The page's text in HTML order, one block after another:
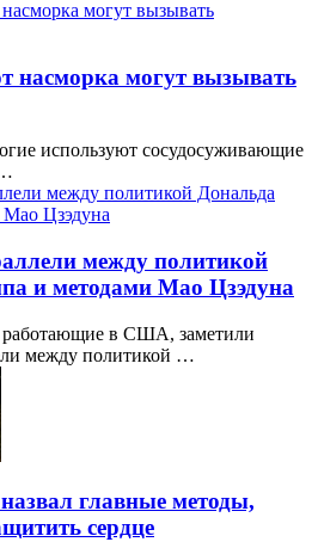
насморка могут вызывать
используют сосудосуживающие
между политикой
и методами Мао Цзэдуна
работающие в США, заметили
между политикой …
главные методы,
сердце